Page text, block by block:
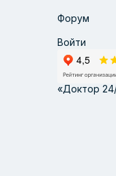
Форум
Войти
«Доктор